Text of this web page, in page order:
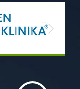
Next